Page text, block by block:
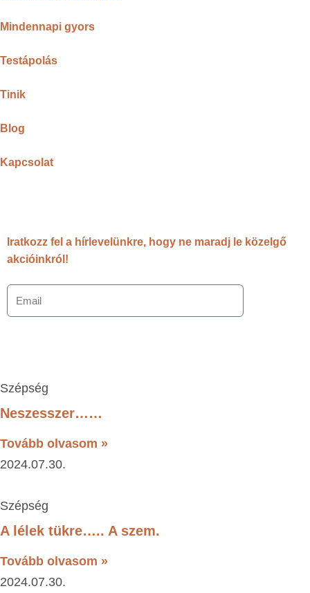
Mindennapi gyors
Testápolás
Tinik
Blog
Kapcsolat
Iratkozz fel a hírlevelünkre, hogy ne maradj le közelgő
akcióinkról!
Szépség
Neszesszer……
Tovább olvasom »
2024.07.30.
Szépség
A lélek tükre….. A szem.
Tovább olvasom »
2024.07.30.